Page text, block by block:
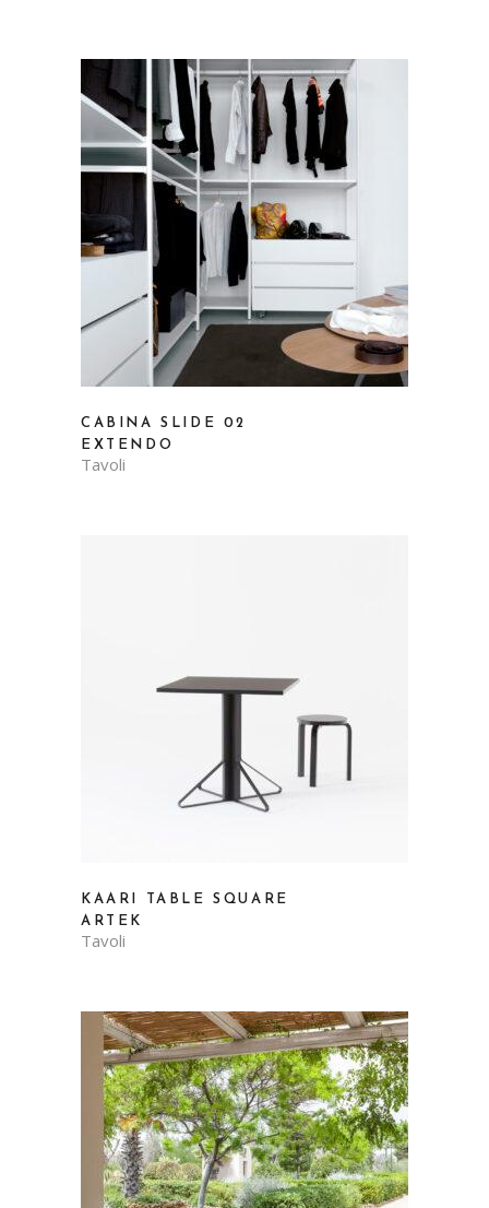
CABINA SLIDE 02
EXTENDO
Tavoli
KAARI TABLE SQUARE
ARTEK
Tavoli